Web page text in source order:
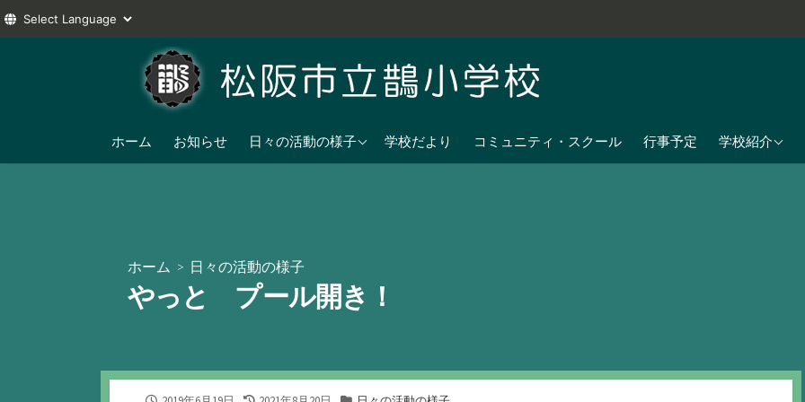
へ
ホーム お知らせ 日々の活動の様子
2025年度
学校だより コミュニティ・スクール 行事予定 学校紹介
学校教育目標
ホーム > 日々の活動の様子
やっと プール開き！
公
最
カ